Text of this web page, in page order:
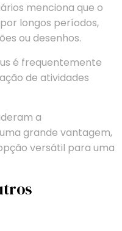
menciona que o
longos períodos,
ou desenhos.
é frequentemente
de atividades
a
grande vantagem,
versátil para uma